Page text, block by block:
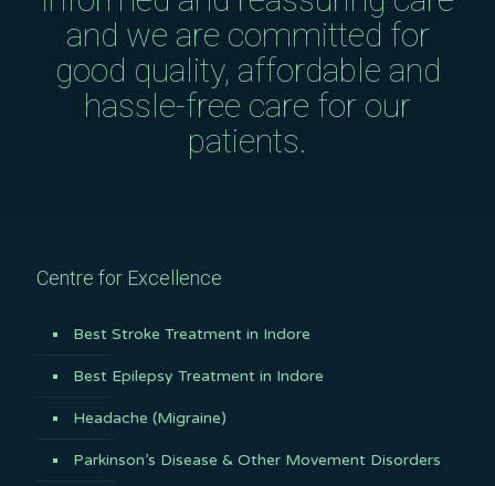
and we are committed for
good quality, affordable and
hassle-free care for our
patients.
Centre for Excellence
Best Stroke Treatment in Indore
Best Epilepsy Treatment in Indore
Headache (Migraine)
Parkinson’s Disease & Other Movement Disorders